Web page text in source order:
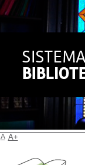
A A+